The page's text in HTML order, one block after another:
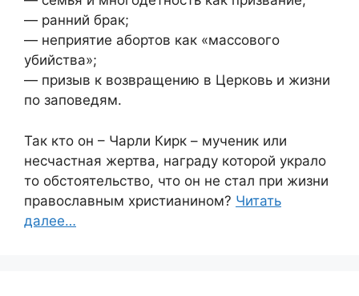
— ранний брак;
— неприятие абортов как «массового
убийства»;
— призыв к возвращению в Церковь и жизни
по заповедям.
Так кто он – Чарли Кирк – мученик или
несчастная жертва, награду которой украло
то обстоятельство, что он не стал при жизни
православным христианином? Читать
далее…